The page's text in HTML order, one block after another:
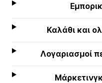
Καλάθι και
Λογαριασμοί